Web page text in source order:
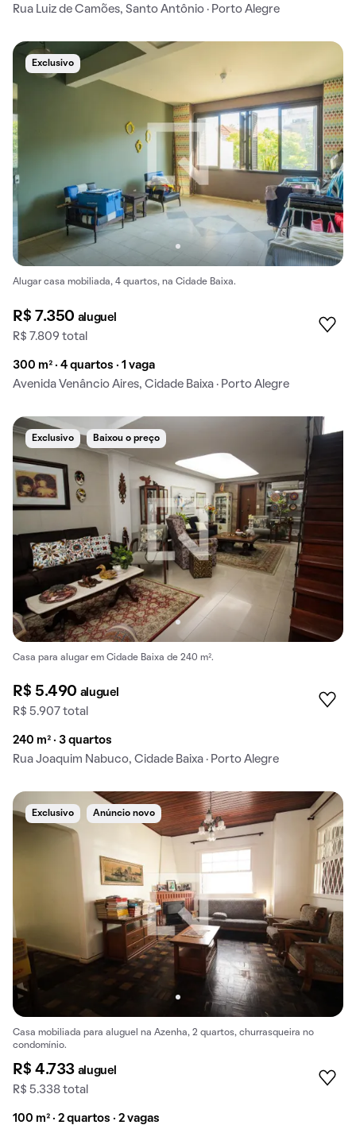
Rua Luiz de Camões, Santo Antônio · Porto Alegre
Exclusivo
Alugar casa mobiliada, 4 quartos, na Cidade Baixa.
R$ 7.350 aluguel
R$ 7.809 total
300 m² · 4 quartos · 1 vaga
Avenida Venâncio Aires, Cidade Baixa · Porto Alegre
Exclusivo Baixou o preço
Casa para alugar em Cidade Baixa de 240 m².
R$ 5.490 aluguel
R$ 5.907 total
240 m² · 3 quartos
Rua Joaquim Nabuco, Cidade Baixa · Porto Alegre
Exclusivo Anúncio novo
Casa mobiliada para aluguel na Azenha, 2 quartos, churrasqueira no
condomínio.
R$ 4.733 aluguel
R$ 5.338 total
100 m² · 2 quartos · 2 vagas